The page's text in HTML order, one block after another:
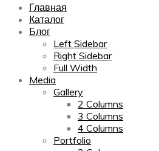
Главная
Каталог
Блог
Left Sidebar
Right Sidebar
Full Width
Media
Gallery
2 Columns
3 Columns
4 Columns
Portfolio